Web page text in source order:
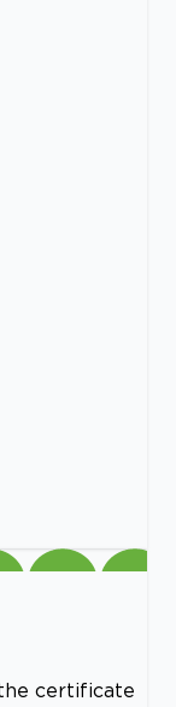
certificate